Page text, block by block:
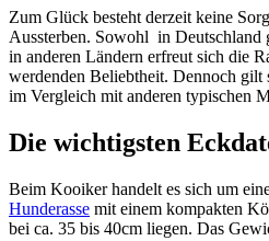
Zum Glück besteht derzeit keine
Aussterben. Sowohl in Deutschland
in anderen Ländern erfreut sich die
werdenden Beliebtheit. Dennoch gilt
im Vergleich mit anderen typischen
Die wichtigsten
Beim Kooiker handelt es sich um
Hunderasse mit einem kompakten
bei ca. 35 bis 40cm liegen. Das